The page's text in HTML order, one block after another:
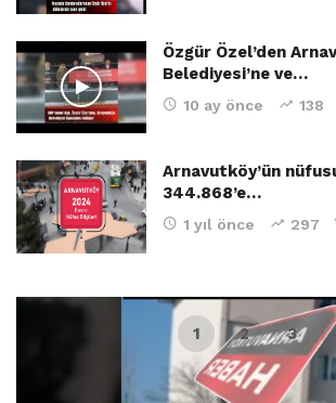
Özgür Özel’den
Belediyesi’ne ve…
10 ay önce 138
Arnavutköy’ün
344.868’e…
1 yıl önce 297